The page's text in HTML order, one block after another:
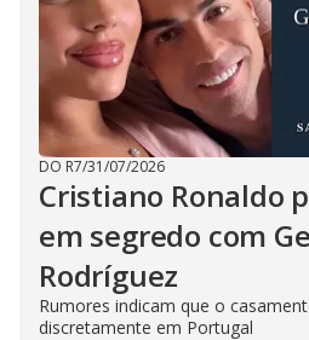
DO R7/31/07/2026
Cristiano Ronaldo
em segredo com
Rodríguez
Rumores indicam que o
discretamente em Portugal